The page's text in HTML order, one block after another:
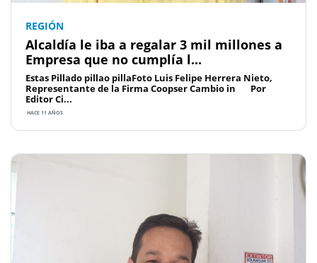
REGIÓN
Alcaldía le iba a regalar 3 mil millones a
Empresa que no cumplía l...
Estas Pillado pillao pillaFoto Luis Felipe Herrera Nieto,
Representante de la Firma Coopser Cambio in Por
Editor Ci...
HACE 11 AÑOS